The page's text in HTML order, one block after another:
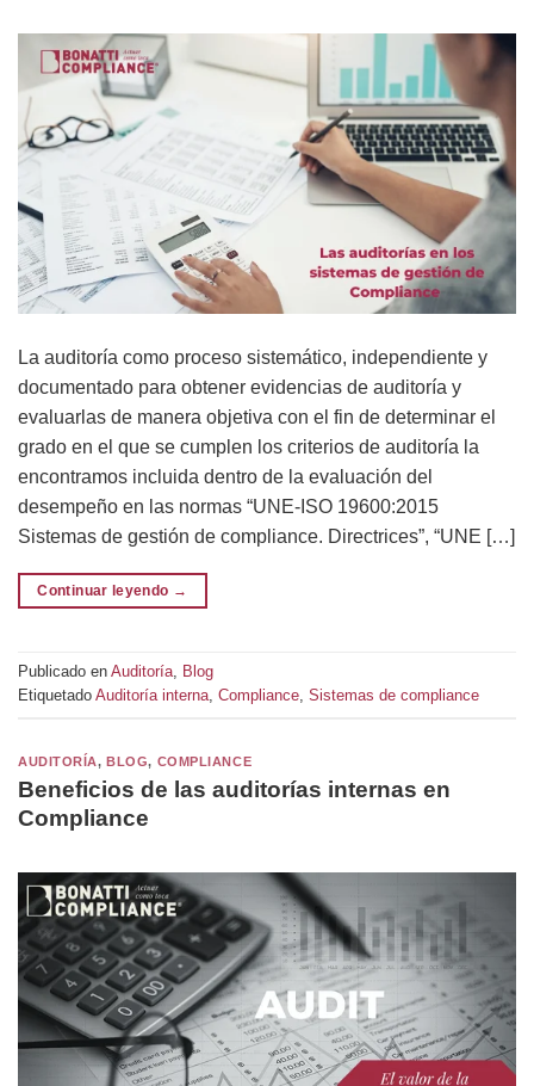
La auditoría como proceso sistemático, independiente y
documentado para obtener evidencias de auditoría y
evaluarlas de manera objetiva con el fin de determinar el
grado en el que se cumplen los criterios de auditoría la
encontramos incluida dentro de la evaluación del
desempeño en las normas “UNE-ISO 19600:2015
Sistemas de gestión de compliance. Directrices”, “UNE […]
Continuar leyendo →
Publicado en Auditoría, Blog
Etiquetado Auditoría interna, Compliance, Sistemas de compliance
AUDITORÍA,BLOG, COMPLIANCE
Beneficios de las auditorías internas en
Compliance